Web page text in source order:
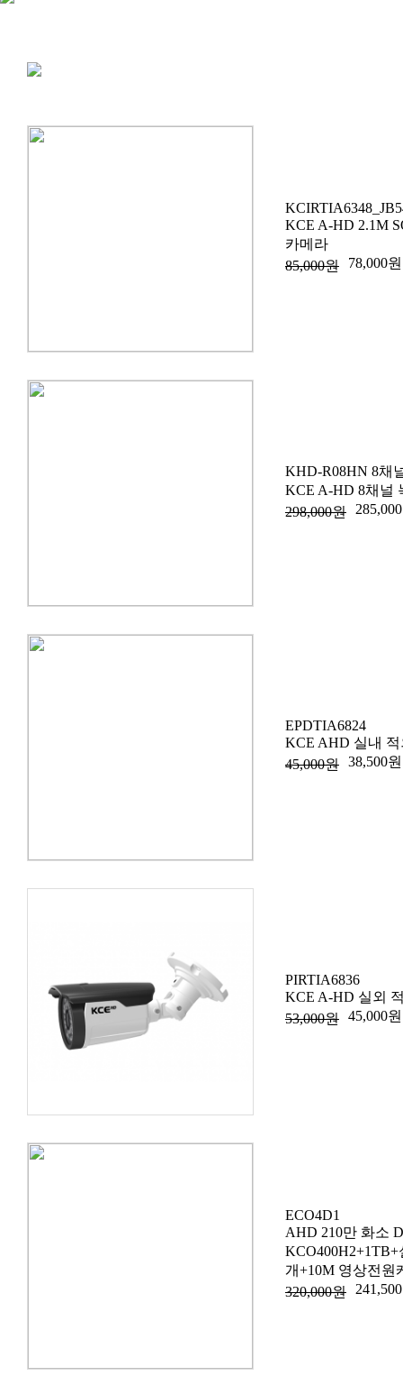
KCE A-HD 2.1M
카메라
85,000원
78,000원
KHD-R08HN 8채
KCE A-HD 8채널
298,000원
EPDTIA6824
KCE AHD 실내
45,000원 38,500원
PIRTIA6836
KCE A-HD 실외
53,000원 45,000원
ECO4D1
AHD 210만 화소
개+10M 영상전원
320,000원